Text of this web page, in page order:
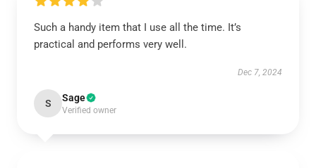
Such a handy item that I use all the time. It’s
practical and performs very well.
Dec 7, 2024
S Sage
Verified owner